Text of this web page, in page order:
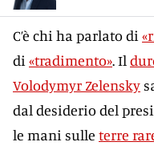
C’è chi ha parlato di
di «tradimento». Il
Volodymyr Zelensky
dal desiderio del
le mani sulle terre